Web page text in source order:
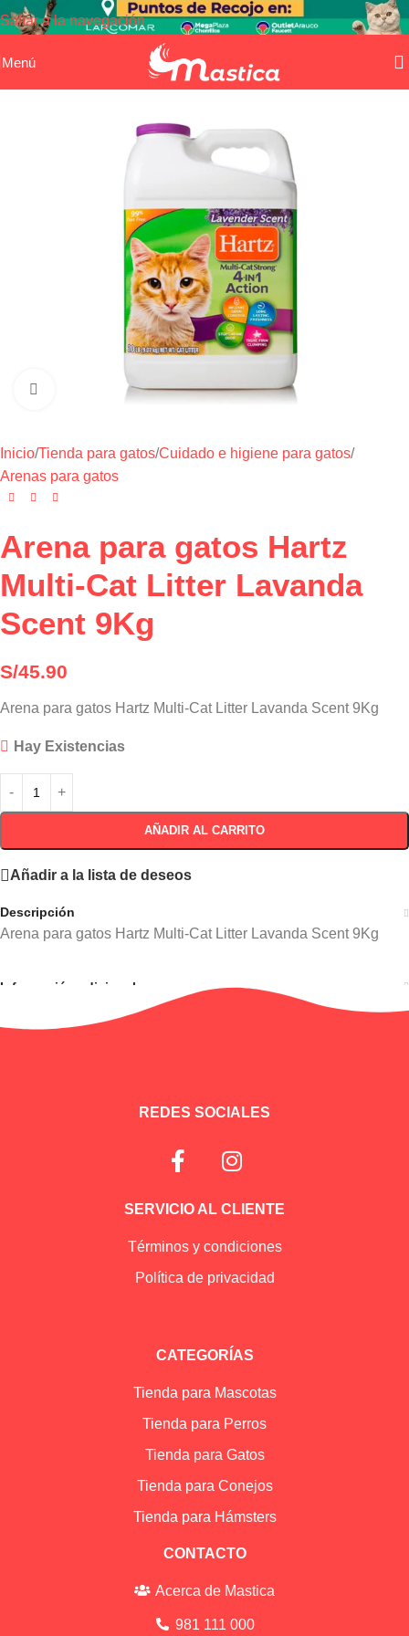
Saltar a la navegación
Saltar al contenido principal
Menú
Haga clic para ampliar
Inicio/Tienda para gatos/Cuidado e higiene para gatos/
Arenas para gatos
Arena para gatos Hartz
Multi-Cat Litter Lavanda
Scent 9Kg
S/45.90
Arena para gatos Hartz Multi-Cat Litter Lavanda Scent 9Kg
Hay Existencias
AÑADIR AL CARRITO
Añadir a la lista de deseos
Descripción
Arena para gatos Hartz Multi-Cat Litter Lavanda Scent 9Kg
Información adicional
REDES SOCIALES
SERVICIO AL CLIENTE
Términos y condiciones
Política de privacidad
CATEGORÍAS
Tienda para Mascotas
Tienda para Perros
Tienda para Gatos
Tienda para Conejos
Tienda para Hámsters
CONTACTO
Acerca de Mastica
981 111 000